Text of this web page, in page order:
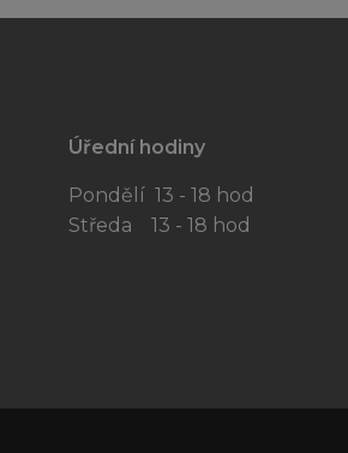
Úřední hodiny
Pondělí 13 - 18 hod
Středa 13 - 18 hod